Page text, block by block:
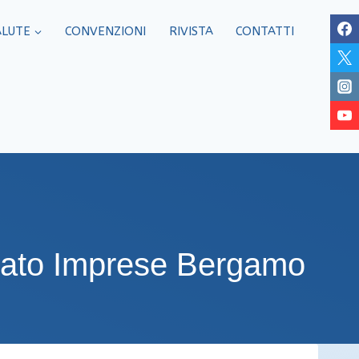
CONVENZIONI RIVISTA CONTATTI
Imprese Bergamo